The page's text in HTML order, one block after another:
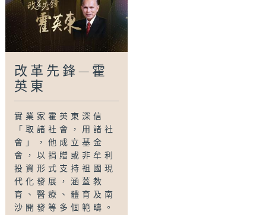
改革先鋒—霍
英東
實業家霍英東深信
「取諸社會，用諸社
會」，他成立基金
會，以捐贈或非牟利
投資形式支持祖國現
代化發展，涵蓋教
育、醫療、體育及南
沙開發等多個範疇。